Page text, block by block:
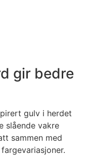
gir bedre
gulv i herdet
slående vakre
sammen med